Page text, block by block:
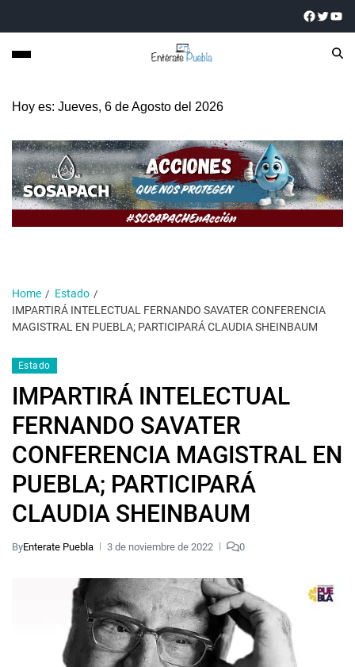
Hoy es: Jueves, 6 de Agosto del 2026
Home
Estado
IMPARTIRÁ INTELECTUAL FERNANDO SAVATER CONFERENCIA
MAGISTRAL EN PUEBLA; PARTICIPARÁ CLAUDIA SHEINBAUM
Estado
IMPARTIRÁ INTELECTUAL
FERNANDO SAVATER
CONFERENCIA MAGISTRAL EN
PUEBLA; PARTICIPARÁ
CLAUDIA SHEINBAUM
ByEnterate Puebla 3 de noviembre de 2022 0